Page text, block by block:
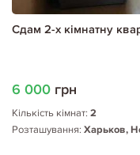
Сдам 2-х кімнатну
6 000 грн
Кількість кімнат: 2
Розташування: Харьков,